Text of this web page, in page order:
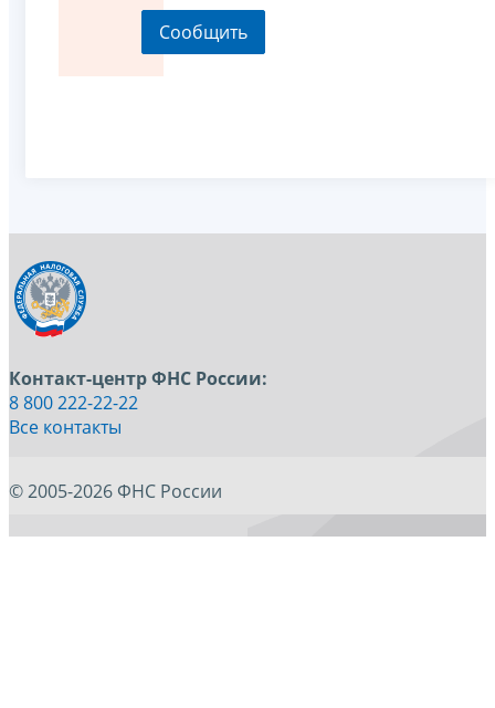
Контакт-центр ФНС России:
8 800 222-22-22
Все контакты
© 2005-2026 ФНС России